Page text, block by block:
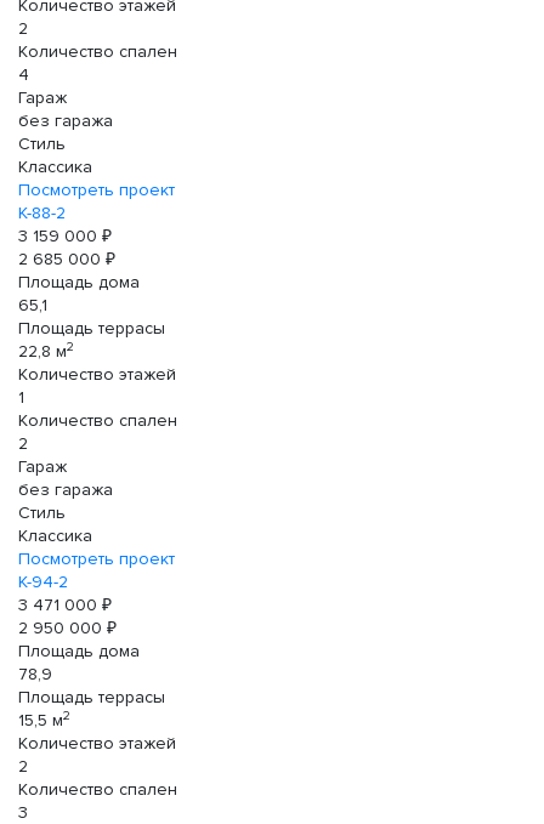
Количество этажей
2
Количество спален
4
Гараж
без гаража
Стиль
Классика
Посмотреть проект
К-88-2
3 159 000 ₽
2 685 000 ₽
Площадь дома
65,1
Площадь террасы
22,8 м2
Количество этажей
1
Количество спален
2
Гараж
без гаража
Стиль
Классика
Посмотреть проект
К-94-2
3 471 000 ₽
2 950 000 ₽
Площадь дома
78,9
Площадь террасы
15,5 м2
Количество этажей
2
Количество спален
3